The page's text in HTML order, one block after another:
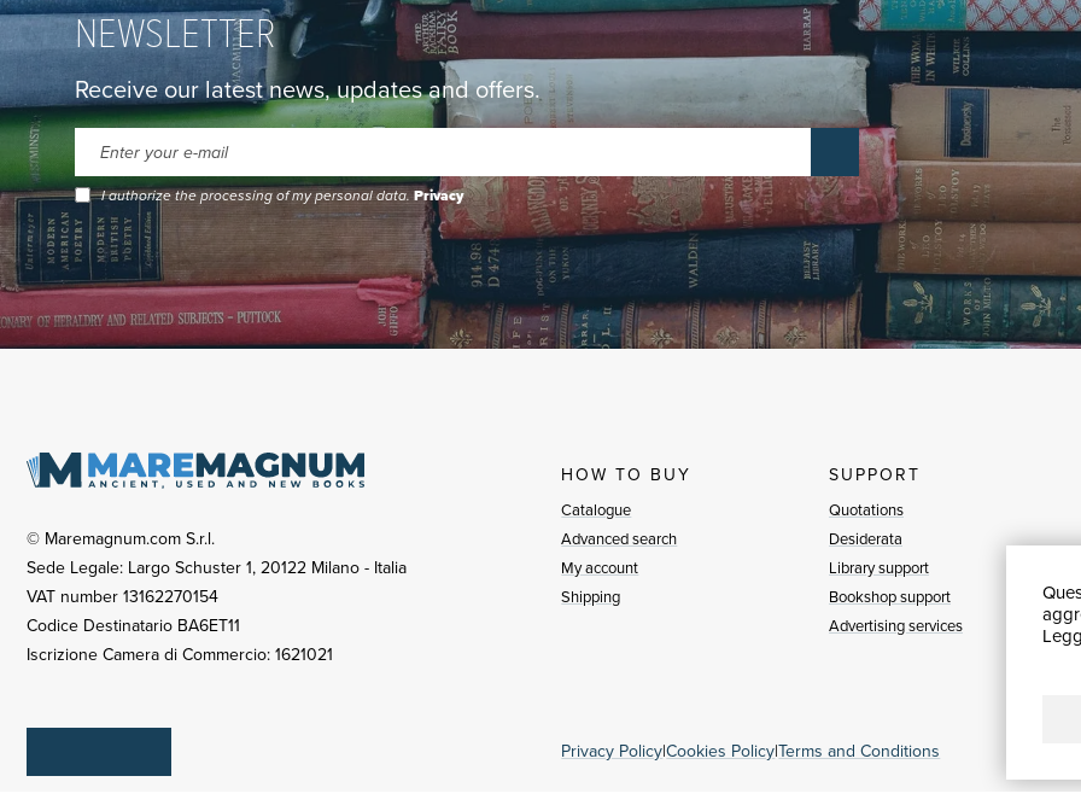
NEWSLETTER
Receive our latest news, updates and offers.
I authorize the processing of my personal data.Privacy
© Maremagnum.com S.r.l.
Sede Legale: Largo Schuster 1, 20122 Milano - Italia
VAT number 13162270154
Codice Destinatario BA6ET11
Iscrizione Camera di Commercio: 1621021
HOW TO BUY
Catalogue
Advanced search
My account
Shipping
SUPPORT
Quotations
Desiderata
Library support
Bookshop support
Advertising services
Privacy Policy|Cookies Policy|Terms and Conditions